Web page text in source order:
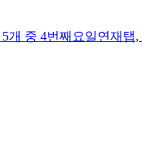
5개 중 4번째 요일연재 탭,